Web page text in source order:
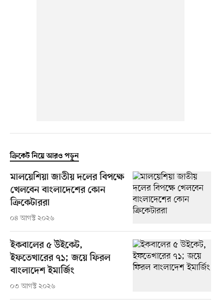
ক্রিকেট নিয়ে আরও পড়ুন
মালয়েশিয়া জাতীয় দলের বিপক্ষে
খেলবেন বাংলাদেশের কোন
ক্রিকেটাররা
০৪ আগস্ট ২০২৬
ইকবালের ৫ উইকেট,
ইফতেখারের ৭১; জয়ে ফিরল
বাংলাদেশ ইমার্জিং
০৩ আগস্ট ২০২৬